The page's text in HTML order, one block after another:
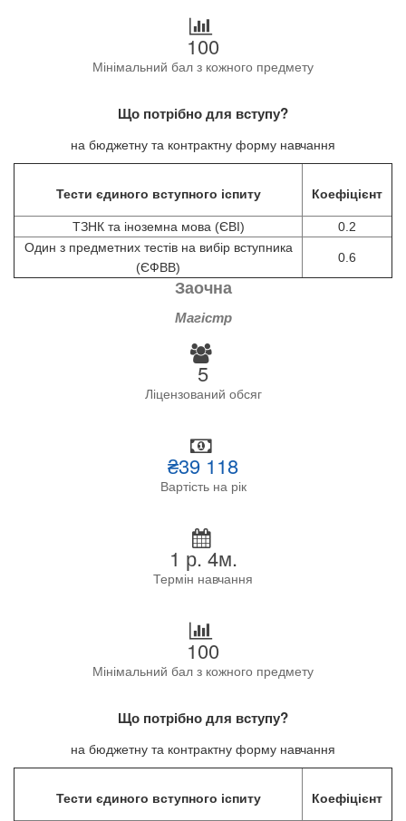
100
Мінімальний бал з кожного предмету
Що потрібно для вступу?
на бюджетну та контрактну форму навчання
Тести єдиного вступного іспиту Коефіцієнт
ТЗНК та іноземна мова (ЄВІ)
0.2
Один з предметних тестів на вибір вступника
(ЄФВВ)
0.6
Заочна
Магістр
5
Ліцензований обсяг
₴39 118
Вартість на рік
1 р. 4м.
Термін навчання
100
Мінімальний бал з кожного предмету
Що потрібно для вступу?
на бюджетну та контрактну форму навчання
Тести єдиного вступного іспиту Коефіцієнт